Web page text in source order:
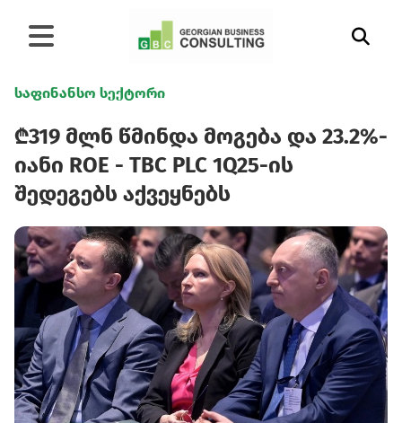
საფინანსო სექტორი
₾319 მლნ წმინდა მოგება და 23.2%-
იანი ROE - TBC PLC 1Q25-ის
შედეგებს აქვეყნებს